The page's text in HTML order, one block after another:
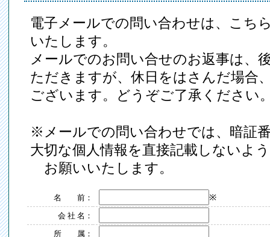
電子メールでの問い合わせは、こち
いたします。
メールでのお問い合せのお返事は、
ただきますが、休日をはさんだ場合
ございます。どうぞご了承ください
※メールでの問い合わせでは、暗証
大切な個人情報を直接記載しないよ
お願いいたします。
名 前： ※
会 社 名：
所 属：